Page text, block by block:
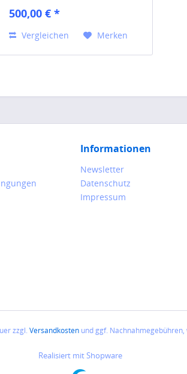
500,00 € *
Vergleichen Merken
Informationen
Newsletter
Datenschutz
Impressum
zzgl. Versandkostenund ggf.
Realisiert mit Shopware